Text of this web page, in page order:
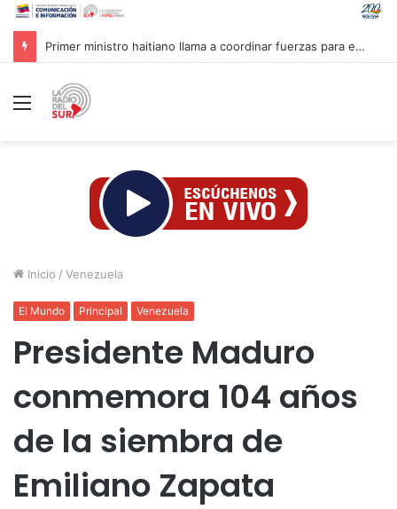
Primer ministro haitiano llama a coordinar fuerzas para enfrentar pandillas
Menú
Inicio / Venezuela
El Mundo Principal Venezuela
Presidente Maduro
conmemora 104 años
de la siembra de
Emiliano Zapata